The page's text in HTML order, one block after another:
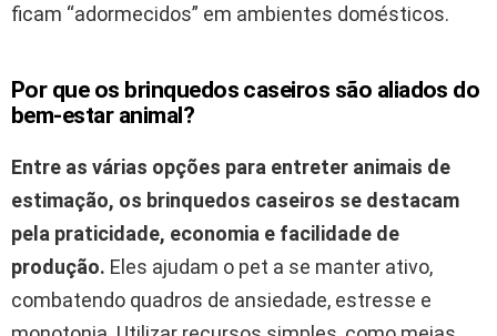
ficam “adormecidos” em ambientes domésticos.
Por que os brinquedos caseiros são aliados do
bem-estar animal?
Entre as várias opções para entreter animais de
estimação, os brinquedos caseiros se destacam
pela praticidade, economia e facilidade de
produção. Eles ajudam o pet a se manter ativo,
combatendo quadros de ansiedade, estresse e